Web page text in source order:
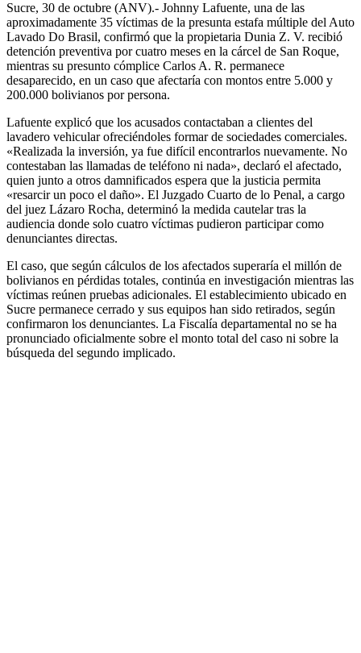
Sucre, 30 de octubre (ANV).- Johnny Lafuente, una de las
aproximadamente 35 víctimas de la presunta estafa múltiple del Auto
Lavado Do Brasil, confirmó que la propietaria Dunia Z. V. recibió
detención preventiva por cuatro meses en la cárcel de San Roque,
mientras su presunto cómplice Carlos A. R. permanece
desaparecido, en un caso que afectaría con montos entre 5.000 y
200.000 bolivianos por persona.
Lafuente explicó que los acusados contactaban a clientes del
lavadero vehicular ofreciéndoles formar de sociedades comerciales.
«Realizada la inversión, ya fue difícil encontrarlos nuevamente. No
contestaban las llamadas de teléfono ni nada», declaró el afectado,
quien junto a otros damnificados espera que la justicia permita
«resarcir un poco el daño». El Juzgado Cuarto de lo Penal, a cargo
del juez Lázaro Rocha, determinó la medida cautelar tras la
audiencia donde solo cuatro víctimas pudieron participar como
denunciantes directas.
El caso, que según cálculos de los afectados superaría el millón de
bolivianos en pérdidas totales, continúa en investigación mientras las
víctimas reúnen pruebas adicionales. El establecimiento ubicado en
Sucre permanece cerrado y sus equipos han sido retirados, según
confirmaron los denunciantes. La Fiscalía departamental no se ha
pronunciado oficialmente sobre el monto total del caso ni sobre la
búsqueda del segundo implicado.